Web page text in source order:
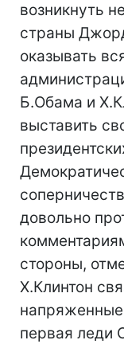
возникнуть
страны
оказывать
Б.Обама и
выставить
довольно
стороны,
Х.Клинтон
первая леди